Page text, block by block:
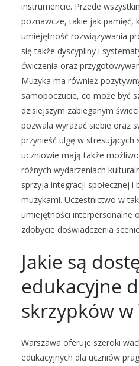
instrumencie. Przede
poznawcze, takie jak pamięć,
umiejętność rozwiązywania
się także dyscypliny i
ćwiczenia oraz
Muzyka ma również
samopoczucie, co może być
dzisiejszym zabieganym
pozwala wyrażać siebie oraz
przynieść ulgę w stresujących
uczniowie mają także
różnych wydarzeniach
sprzyja integracji społecznej i
muzykami. Uczestnictwo w
umiejętności interpersonalne
zdobycie doświadczenia
Jakie są
edukacyjne
skrzypków
Warszawa oferuje szeroki
edukacyjnych dla uczniów